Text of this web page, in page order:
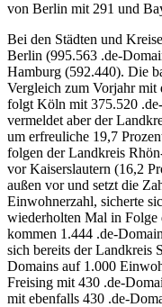
von Berlin mit 291 und
Bei den Städten und
Berlin (995.563 .de-
Hamburg (592.440). Die
Vergleich zum Vorjahr mit
folgt Köln mit 375.520
vermeldet aber der
um erfreuliche 19,7
folgen der Landkreis
vor Kaiserslautern (16,2
außen vor und setzt die
Einwohnerzahl, sicherte
wiederholten Mal in Folge
kommen 1.444 .de-
sich bereits der Landkreis
Domains auf 1.000
Freising mit 430 .de-
mit ebenfalls 430 .de-